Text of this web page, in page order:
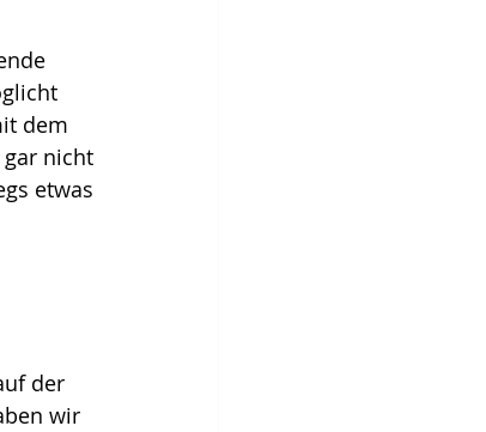
dem
nicht
etwas
der
wir